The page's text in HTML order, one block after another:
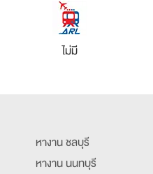
ไม่มี
หางาน ชลบุรี
หางาน นนทบุรี